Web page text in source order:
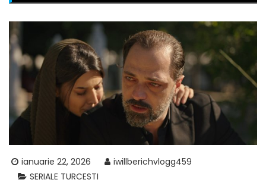
ianuarie 22, 2026
iwillberichvlogg459
SERIALE TURCESTI